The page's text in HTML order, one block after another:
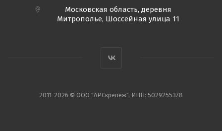
Московская область, деревня
Митрополье, Шоссейная улица 11
2011-2026 © ООО "АРСкрепеж", ИНН: 5029255378